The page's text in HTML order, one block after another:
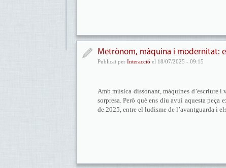
Metrònom, màquina i modernitat:
Publicat per Interacció el 18/07/2025 - 09:15
Amb música dissonant, màquines d’escriure i
sorpresa. Però què ens diu avui aquesta
de 2025, entre el ludisme de l’avantguarda i